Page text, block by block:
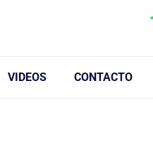
VIDEOS CONTACTO